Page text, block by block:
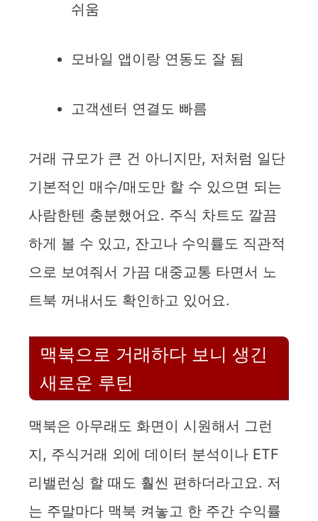
쉬움
모바일 앱이랑 연동도 잘 됨
고객센터 연결도 빠름
거래 규모가 큰 건 아니지만, 저처럼 일단
기본적인 매수/매도만 할 수 있으면 되는
사람한텐 충분했어요. 주식 차트도 깔끔
하게 볼 수 있고, 잔고나 수익률도 직관적
으로 보여줘서 가끔 대중교통 타면서 노
트북 꺼내서도 확인하고 있어요.
맥북으로 거래하다 보니 생긴
새로운 루틴
맥북은 아무래도 화면이 시원해서 그런
지, 주식거래 외에 데이터 분석이나 ETF
리밸런싱 할 때도 훨씬 편하더라고요. 저
는 주말마다 맥북 켜놓고 한 주간 수익률